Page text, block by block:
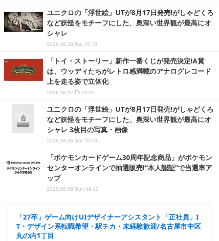
ユニクロの「浮世絵」UTが8月17日発売!がしゃどくろ
など妖怪をモチーフにした、奥深い世界観が最高にオ
シャレ
2026.08.08 Sat 15:10
「トイ・ストーリー」新作一番くじが発売決定!A賞
は、ウッディたちがレトロ感満載のアナログレコード
上を走る姿で立体化
2026.08.07 Fri 03:40
ユニクロの「浮世絵」UTが8月17日発売!がしゃどくろ
など妖怪をモチーフにした、奥深い世界観が最高にオ
シャレ 3枚目の写真・画像
2026.08.08 Sat 15:10
「ポケモンカードゲーム30周年記念商品」がポケモン
センターオンラインで抽選販売!“本人認証”で当選率ア
ップ
2026.08.09 Sun 09:30
「27卒」ゲーム向けUIデザイナーアシスタント「正社員」I
T・デザイン系転職希望・駅チカ・未経験歓迎/名古屋市中区
丸の内1丁目